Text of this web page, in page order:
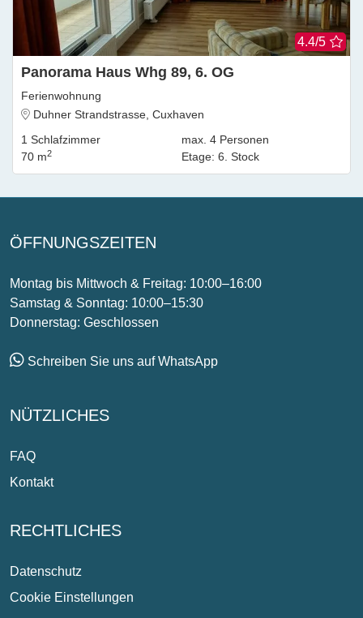
4.4/5
Panorama Haus Whg 89, 6. OG
Ferienwohnung
Duhner Strandstrasse, Cuxhaven
1 Schlafzimmer
70 m2
max. 4 Personen
Etage: 6. Stock
ÖFFNUNGSZEITEN
Montag bis Mittwoch & Freitag: 10:00–16:00
Samstag & Sonntag: 10:00–15:30
Donnerstag: Geschlossen
Schreiben Sie uns auf WhatsApp
NÜTZLICHES
FAQ
Kontakt
RECHTLICHES
Datenschutz
Cookie Einstellungen